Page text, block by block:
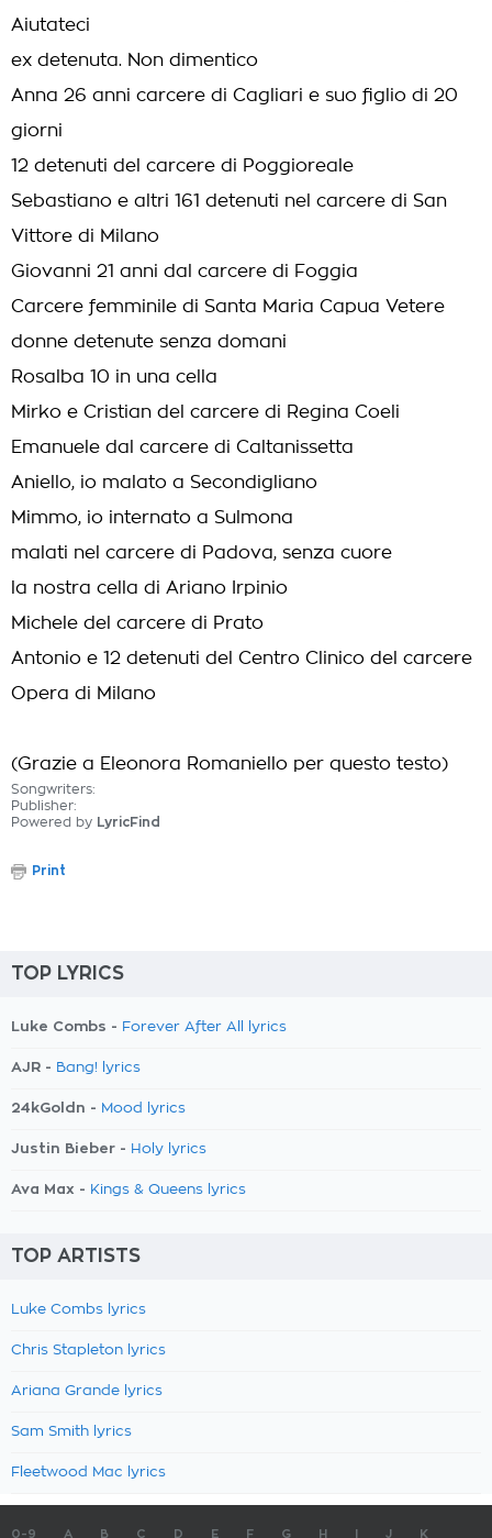
Aiutateci
ex detenuta. Non dimentico
Anna 26 anni carcere di Cagliari e suo figlio di 20
giorni
12 detenuti del carcere di Poggioreale
Sebastiano e altri 161 detenuti nel carcere di San
Vittore di Milano
Giovanni 21 anni dal carcere di Foggia
Carcere femminile di Santa Maria Capua Vetere
donne detenute senza domani
Rosalba 10 in una cella
Mirko e Cristian del carcere di Regina Coeli
Emanuele dal carcere di Caltanissetta
Aniello, io malato a Secondigliano
Mimmo, io internato a Sulmona
malati nel carcere di Padova, senza cuore
la nostra cella di Ariano Irpinio
Michele del carcere di Prato
Antonio e 12 detenuti del Centro Clinico del carcere
Opera di Milano
(Grazie a Eleonora Romaniello per questo testo)
Songwriters:
Publisher:
Powered by LyricFind
Print
TOP LYRICS
Luke Combs - Forever After All lyrics
AJR - Bang! lyrics
24kGoldn - Mood lyrics
Justin Bieber - Holy lyrics
Ava Max - Kings & Queens lyrics
TOP ARTISTS
Luke Combs lyrics
Chris Stapleton lyrics
Ariana Grande lyrics
Sam Smith lyrics
Fleetwood Mac lyrics
0-9 A B C D E F G H J K